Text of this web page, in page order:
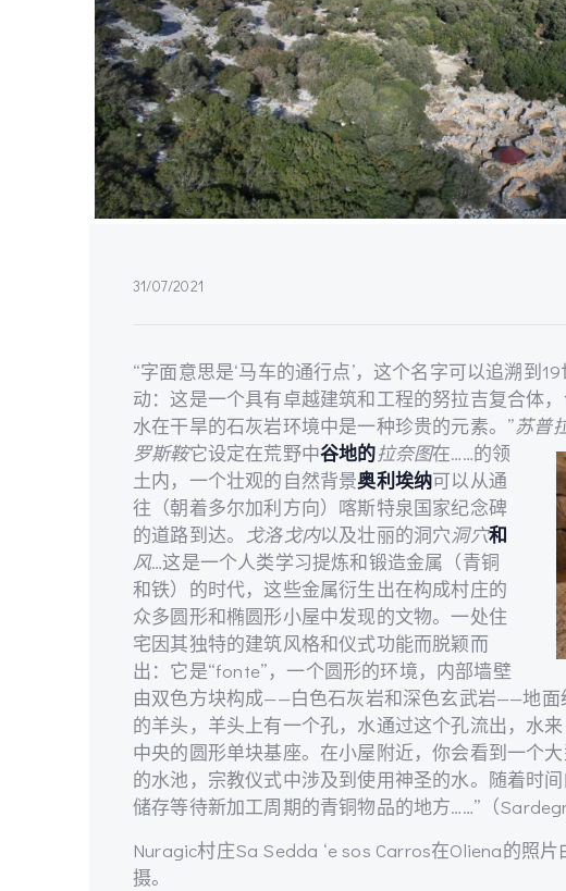
31/07/2021
“字面意思是‘马车的通行点’，这个名字可以追溯到
动：这是一个具有卓越建筑和工程的努拉吉复合体
水在干旱的石灰岩环境中是一种珍贵的元素。”苏普
罗斯鞍它设定在荒野中谷地的拉奈图在……的领
土内，一个壮观的自然背景奥利埃纳可以从通
往（朝着多尔加利方向）喀斯特泉国家纪念碑
的道路到达。 戈洛戈内以及壮丽的洞穴洞穴和
风…这是一个人类学习提炼和锻造金属（青铜
和铁）的时代，这些金属衍生出在构成村庄的
众多圆形和椭圆形小屋中发现的文物。一处住
宅因其独特的建筑风格和仪式功能而脱颖而
出：它是“fonte”，一个圆形的环境，内部墙壁
由双色方块构成——白色石灰岩和深色玄武岩——地
的羊头，羊头上有一个孔，水通过这个孔流出，水
中央的圆形单块基座。在小屋附近，你会看到一个
的水池，宗教仪式中涉及到使用神圣的水。随着时
储存等待新加工周期的青铜物品的地方……”（
Nuragic村庄Sa Sedda ‘e sos Carros在Oliena的照
摄。